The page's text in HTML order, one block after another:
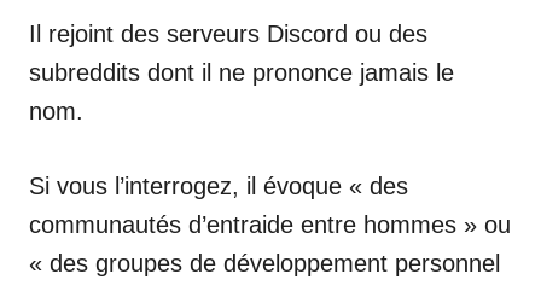
Il rejoint des serveurs Discord ou des
subreddits dont il ne prononce jamais le
nom.
Si vous l’interrogez, il évoque « des
communautés d’entraide entre hommes » ou
« des groupes de développement personnel